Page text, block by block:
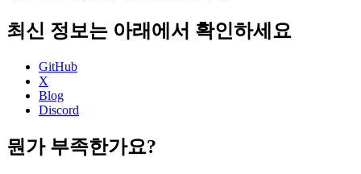
최신 정보는 아래에서 확인하세요
GitHub
X
Blog
Discord
뭔가 부족한가요?